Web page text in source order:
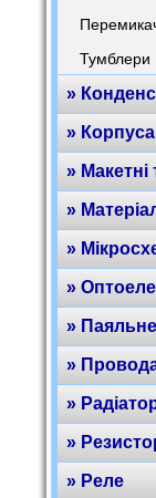
Тумблери
»
»
» Макетні
»
»
»
»
»
»
»
» Реле